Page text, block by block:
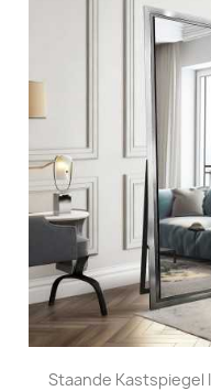
Staande Kastspiegel